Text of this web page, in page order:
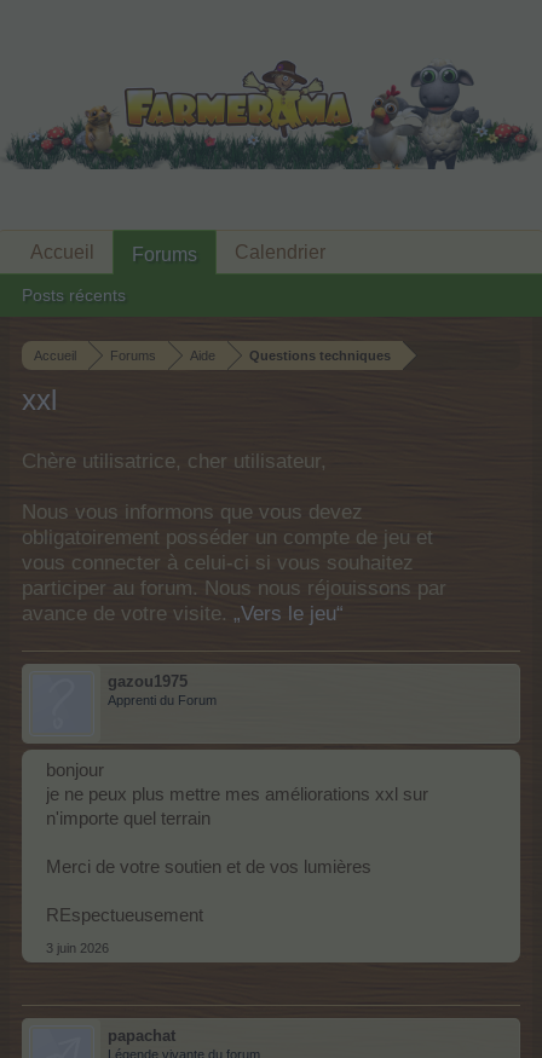
Accueil Forums Aide Questions techniques
xxl
Chère utilisatrice, cher utilisateur,
Nous vous informons que vous devez
obligatoirement posséder un compte de jeu et
vous connecter à celui-ci si vous souhaitez
participer au forum. Nous nous réjouissons par
avance de votre visite. „Vers le jeu“
gazou1975
Apprenti du Forum
bonjour
je ne peux plus mettre mes améliorations xxl sur
n'importe quel terrain
Merci de votre soutien et de vos lumières
REspectueusement
3 juin 2026
papachat
Légende vivante du forum
Accueil Forums
Posts récents
Calendrier